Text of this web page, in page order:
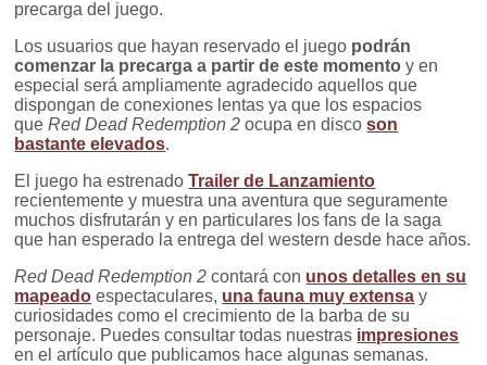
precarga del juego.
Los usuarios que hayan reservado el juego podrán
comenzar la precarga a partir de este momento y en
especial será ampliamente agradecido aquellos que
dispongan de conexiones lentas ya que los espacios
queRed Dead Redemption 2 ocupa en discoson
bastante elevados.
El juego ha estrenadoTrailer de Lanzamiento
recientemente y muestra una aventura que seguramente
muchos disfrutarán y en particulares los fans de la saga
que han esperado la entrega del western desde hace años.
Red Dead Redemption 2 contará con unos detalles en su
mapeado espectaculares, una fauna muy extensa y
curiosidades como el crecimiento de la barba de su
personaje. Puedes consultar todas nuestras impresiones
en el artículo que publicamos hace algunas semanas.